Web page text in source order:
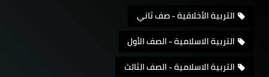
التربية الأخلاقية - صف ثاني
التربية الاسلامية - الصف الأول
التربية الاسلامية - الصف الثالث